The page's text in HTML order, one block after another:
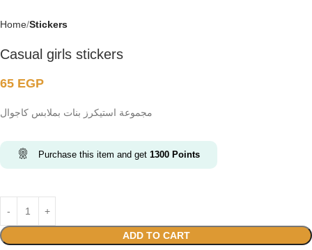
Home Stickers
Casual girls stickers
65 EGP
مجموعة استيكرز بنات بملابس كاجوال
Purchase this item and get 1300 Points
ADD TO CART